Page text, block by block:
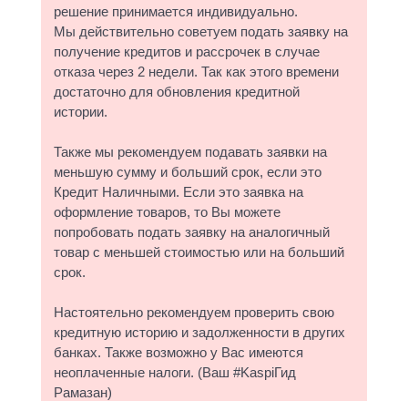
решение принимается индивидуально.
Мы действительно советуем подать заявку на
получение кредитов и рассрочек в случае
отказа через 2 недели. Так как этого времени
достаточно для обновления кредитной
истории.
Также мы рекомендуем подавать заявки на
меньшую сумму и больший срок, если это
Кредит Наличными. Если это заявка на
оформление товаров, то Вы можете
попробовать подать заявку на аналогичный
товар с меньшей стоимостью или на больший
срок.
Настоятельно рекомендуем проверить свою
кредитную историю и задолженности в других
банках. Также возможно у Вас имеются
неоплаченные налоги. (Ваш #KaspiГид
Рамазан)